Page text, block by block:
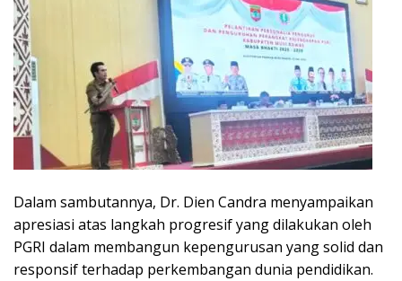
Dalam sambutannya, Dr. Dien Candra menyampaikan
apresiasi atas langkah progresif yang dilakukan oleh
PGRI dalam membangun kepengurusan yang solid dan
responsif terhadap perkembangan dunia pendidikan.